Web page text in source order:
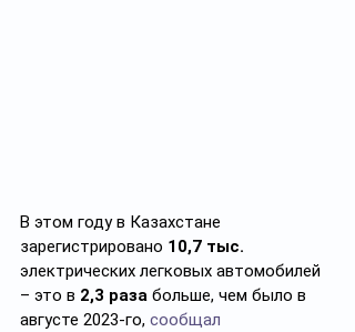
В этом году в Казахстане
зарегистрировано 10,7 тыс.
электрических легковых автомобилей
– это в 2,3 раза больше, чем было в
августе 2023-го, сообщал